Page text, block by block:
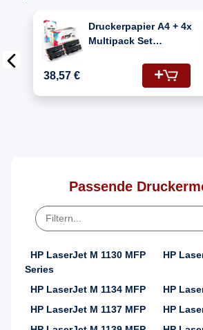
Druckerpapier A4 + 4x
Multipack Set
Laserjet Pro P 1107 W
(CE285A/85A) Toner
Schwarz
38,57 €
Passende
HP LaserJet M 1130 MFP
Series
HP
HP LaserJet M 1134 MFP
HP
HP LaserJet M 1137 MFP
HP